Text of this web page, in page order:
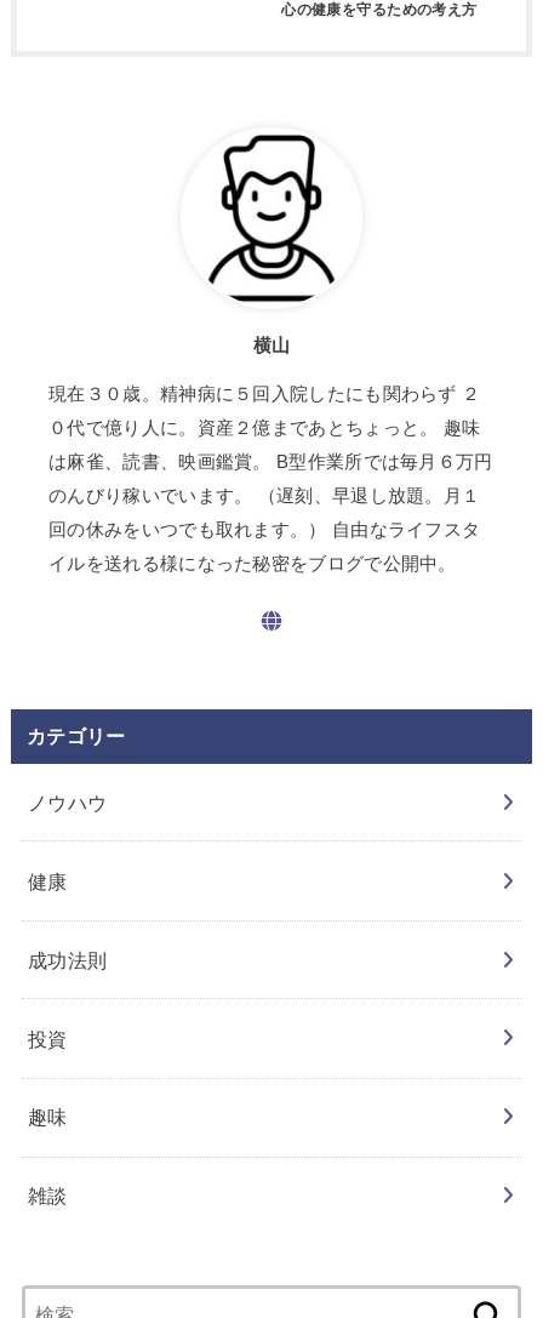
心の健康を守るための考え方
横山
現在３０歳。精神病に５回入院したにも関わらず ２
０代で億り人に。資産２億まであとちょっと。 趣味
は麻雀、読書、映画鑑賞。 B型作業所では毎月６万円
のんびり稼いでいます。 （遅刻、早退し放題。月１
回の休みをいつでも取れます。） 自由なライフスタ
イルを送れる様になった秘密をブログで公開中。
カテゴリー
ノウハウ
健康
成功法則
投資
趣味
雑談